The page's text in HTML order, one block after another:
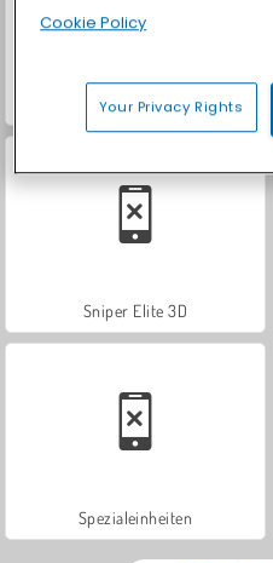
Let's Fish!
Sniper Elite 3D
Spezialeinheiten
Cookie Policy
Your Privacy Rights